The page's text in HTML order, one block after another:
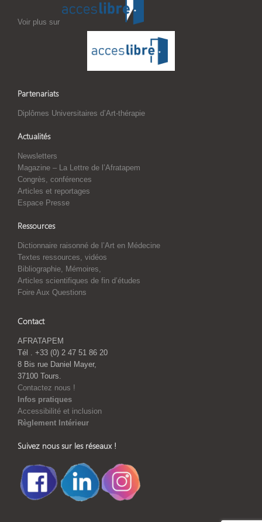
Voir plus sur
Partenariats
Diplômes Universitaires d’Art-thérapie
Actualités
Newsletters
Magazine – La Lettre de l’Afratapem
Congrès, conférences
Articles et reportages
Espace Presse
Ressources
Dictionnaire raisonné de l’Art en Médecine
Textes ressources, vidéos
Bibliographie, Mémoires,
Articles scientifiques de fin d’études
Foire Aux Questions
Contact
AFRATAPEM
Tél . +33 (0) 2 47 51 86 20
8 Bis rue Daniel Mayer,
37100 Tours.
Contactez nous !
Infos pratiques
Accessibilité et inclusion
Règlement Intérieur
Suivez nous sur les réseaux !